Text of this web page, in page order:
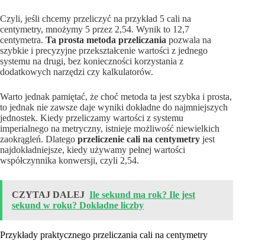
Czyli, jeśli chcemy przeliczyć na przykład 5 cali na
centymetry, mnożymy 5 przez 2,54. Wynik to 12,7
centymetra. Ta prosta metoda przeliczania pozwala na
szybkie i precyzyjne przekształcenie wartości z jednego
systemu na drugi, bez konieczności korzystania z
dodatkowych narzędzi czy kalkulatorów.
Warto jednak pamiętać, że choć metoda ta jest szybka i prosta,
to jednak nie zawsze daje wyniki dokładne do najmniejszych
jednostek. Kiedy przeliczamy wartości z systemu
imperialnego na metryczny, istnieje możliwość niewielkich
zaokrągleń. Dlatego przeliczenie cali na centymetry jest
najdokładniejsze, kiedy używamy pełnej wartości
współczynnika konwersji, czyli 2,54.
CZYTAJ DALEJ Ile sekund ma rok? Ile jest
sekund w roku? Dokładne liczby
Przykłady praktycznego przeliczania cali na centymetry